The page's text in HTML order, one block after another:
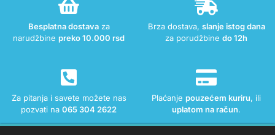
Besplatna dostavaza
narudžbine preko 10.000 rsd
Brza dostava, slanje istog dana
za porudžbine do 12h
Za pitanja i savete možete nas
pozvati na 065 304 2622
Plaćanje pouzećem kuriru, ili
uplatom na račun.